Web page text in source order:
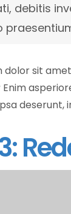
debitis
dolor sit